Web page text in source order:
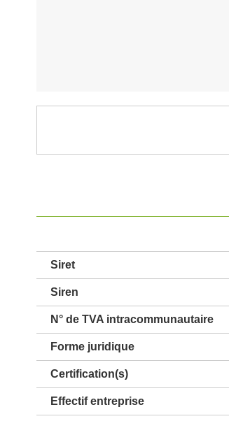
Siret
Siren
N° de TVA intracommunautaire
Forme juridique
Certification(s)
Effectif entreprise